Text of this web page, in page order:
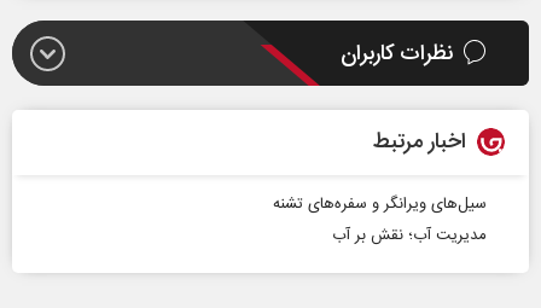
نظرات کاربران
اخبار مرتبط
سیل‌های ویرانگر و سفره‌های تشنه
مدیریت آب؛ نقش بر آب